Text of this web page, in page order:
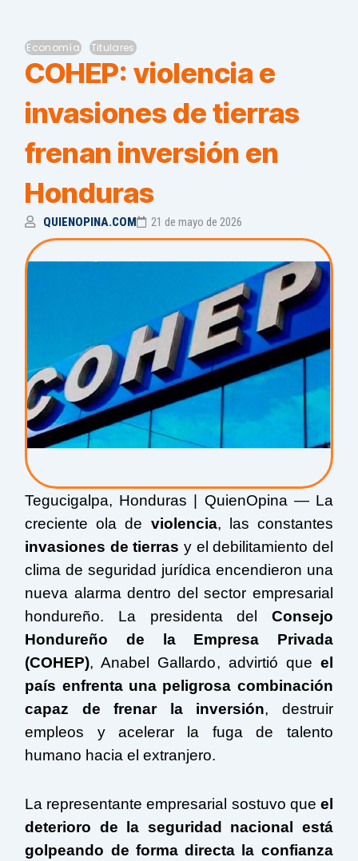
Economía Titulares
COHEP: violencia e
invasiones de tierras
frenan inversión en
Honduras
QUIENOPINA.COM 21 de mayo de 2026
Tegucigalpa, Honduras | QuienOpina — La
creciente ola de violencia, las constantes
invasiones de tierras y el debilitamiento del
clima de seguridad jurídica encendieron una
nueva alarma dentro del sector empresarial
hondureño. La presidenta del Consejo
Hondureño de la Empresa Privada
(COHEP),Anabel Gallardo, advirtió que el
país enfrenta una peligrosa combinación
capaz de frenar la inversión, destruir
empleos y acelerar la fuga de talento
humano hacia el extranjero.
La representante empresarial sostuvo que el
deterioro de la seguridad nacional está
golpeando de forma directa la confianza